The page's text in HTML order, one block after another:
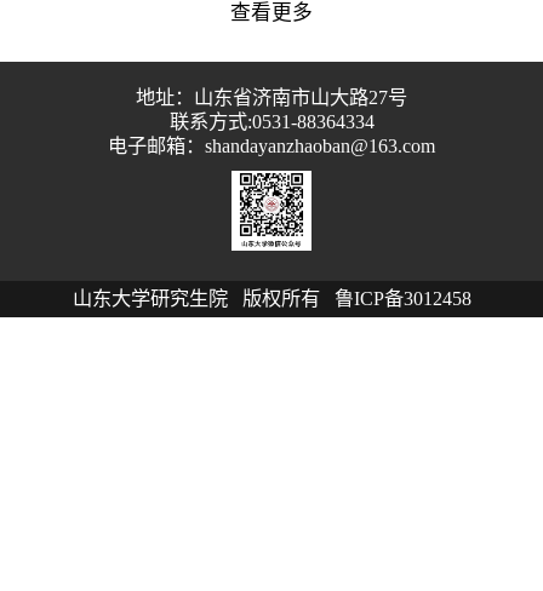
查看更多
地址：山东省济南市山大路27号
联系方式:0531-88364334
电子邮箱：shandayanzhaoban@163.com
山东大学研究生院 版权所有 鲁ICP备3012458